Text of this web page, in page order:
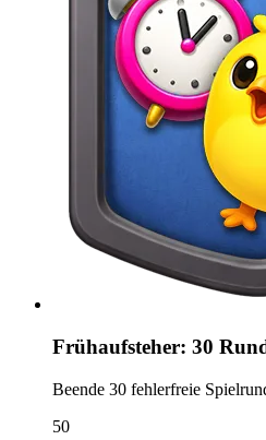
Frühaufsteher: 30
Beende 30 fehlerfreie
50